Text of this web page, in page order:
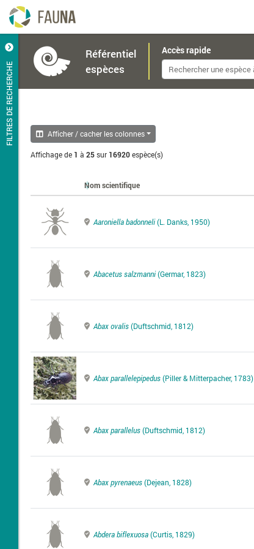
FILTRES DE RECHERCHE
Référentiel
espèces
Accès rapide
Afficher / cacher les colonnes
Affichage de 1 à 25sur 16920espèce(s)
Nom scientifique
Aaroniella badonneli(L. Danks, 1950)
Abacetus salzmanni(Germar, 1823)
Abax ovalis(Duftschmid, 1812)
Abax parallelepipedus(Piller & Mitterpacher, 1783)
Abax parallelus(Duftschmid, 1812)
Abax pyrenaeus(Dejean, 1828)
Abdera biflexuosa(Curtis, 1829)